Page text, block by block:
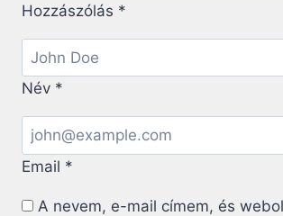
Hozzászólás *
Név *
Email *
A nevem, e-mail címem, és